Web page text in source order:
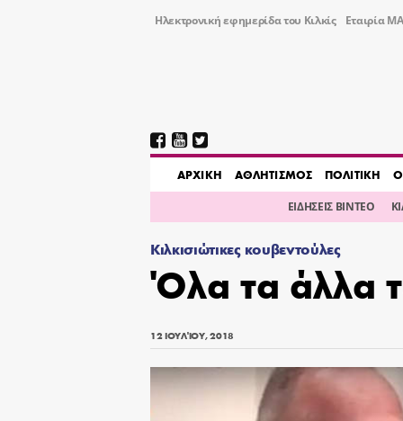
Ηλεκτρονική εφημερίδα του Κιλκίς Εταιρία
AΡΧΙΚΗ ΑΘΛΗΤΙΣΜΟΣ ΠΟΛΙΤΙΚΗ
ΕΙΔΗΣΕΙΣ ΒΙΝΤΕΟ
Κιλκισιώτικες κουβεντούλες
Όλα τα άλλα
12 ΙΟΥΛΊΟΥ, 2018